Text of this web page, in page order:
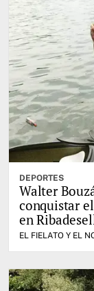
DEPORTES
Walter
conquistar
en
EL FIELATO Y EL